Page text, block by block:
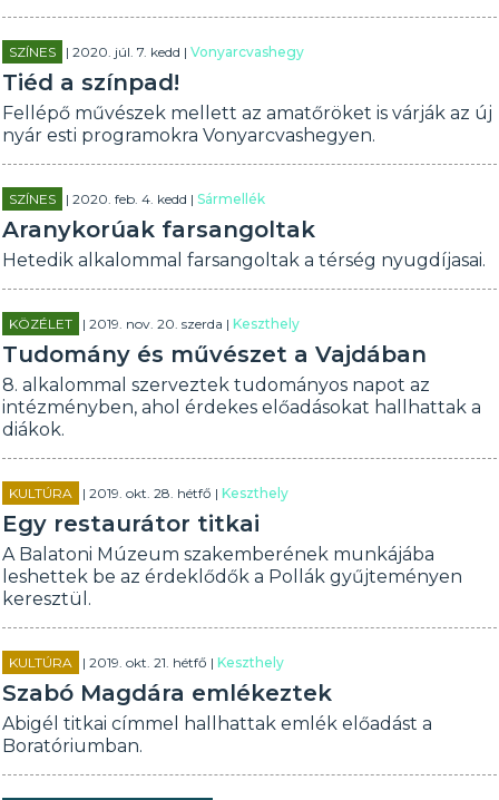
SZÍNES | 2020. júl. 7. kedd |Vonyarcvashegy
Tiéd a színpad!
Fellépő művészek mellett az amatőröket is várják az új
nyár esti programokra Vonyarcvashegyen.
SZÍNES | 2020. feb. 4. kedd |Sármellék
Aranykorúak farsangoltak
Hetedik alkalommal farsangoltak a térség nyugdíjasai.
KÖZÉLET | 2019. nov. 20. szerda |Keszthely
Tudomány és művészet a Vajdában
8. alkalommal szerveztek tudományos napot az
intézményben, ahol érdekes előadásokat hallhattak a
diákok.
KULTÚRA | 2019. okt. 28. hétfő |Keszthely
Egy restaurátor titkai
A Balatoni Múzeum szakemberének munkájába
leshettek be az érdeklődők a Pollák gyűjteményen
keresztül.
KULTÚRA | 2019. okt. 21. hétfő |Keszthely
Szabó Magdára emlékeztek
Abigél titkai címmel hallhattak emlék előadást a
Boratóriumban.